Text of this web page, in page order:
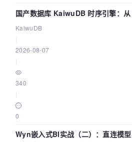
国产数据库 KaiwuDB 时序引擎：
技术路径
KaiwuDB
2026-08-07
340
0
Wyn嵌入式BI实战（二）：直连模